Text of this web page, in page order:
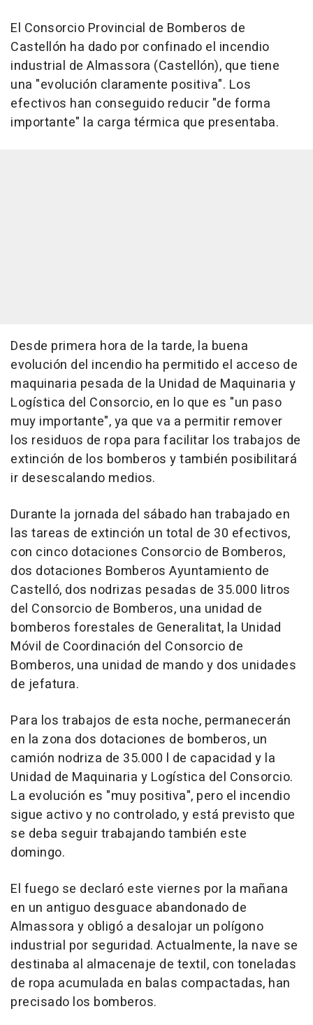
El Consorcio Provincial de Bomberos de
Castellón ha dado por confinado el incendio
industrial de Almassora (Castellón), que tiene
una "evolución claramente positiva". Los
efectivos han conseguido reducir "de forma
importante" la carga térmica que presentaba.
Desde primera hora de la tarde, la buena
evolución del incendio ha permitido el acceso de
maquinaria pesada de la Unidad de Maquinaria y
Logística del Consorcio, en lo que es "un paso
muy importante", ya que va a permitir remover
los residuos de ropa para facilitar los trabajos de
extinción de los bomberos y también posibilitará
ir desescalando medios.
Durante la jornada del sábado han trabajado en
las tareas de extinción un total de 30 efectivos,
con cinco dotaciones Consorcio de Bomberos,
dos dotaciones Bomberos Ayuntamiento de
Castelló, dos nodrizas pesadas de 35.000 litros
del Consorcio de Bomberos, una unidad de
bomberos forestales de Generalitat, la Unidad
Móvil de Coordinación del Consorcio de
Bomberos, una unidad de mando y dos unidades
de jefatura.
Para los trabajos de esta noche, permanecerán
en la zona dos dotaciones de bomberos, un
camión nodriza de 35.000 l de capacidad y la
Unidad de Maquinaria y Logística del Consorcio.
La evolución es "muy positiva", pero el incendio
sigue activo y no controlado, y está previsto que
se deba seguir trabajando también este
domingo.
El fuego se declaró este viernes por la mañana
en un antiguo desguace abandonado de
Almassora y obligó a desalojar un polígono
industrial por seguridad. Actualmente, la nave se
destinaba al almacenaje de textil, con toneladas
de ropa acumulada en balas compactadas, han
precisado los bomberos.